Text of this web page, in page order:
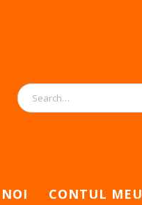
CONTUL MEU